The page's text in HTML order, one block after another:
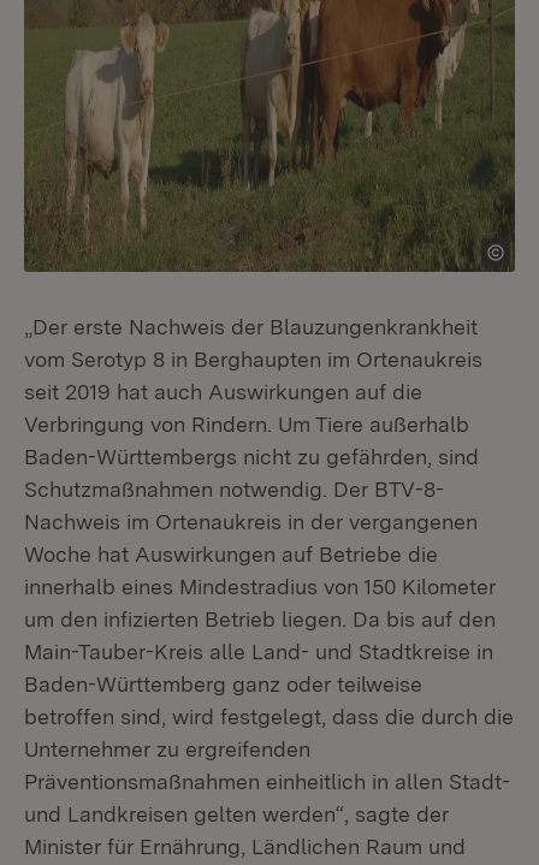
„Der erste Nachweis der Blauzungenkrankheit
vom Serotyp 8 in Berghaupten im Ortenaukreis
seit 2019 hat auch Auswirkungen auf die
Verbringung von Rindern. Um Tiere außerhalb
Baden-Württembergs nicht zu gefährden, sind
Schutzmaßnahmen notwendig. Der BTV-8-
Nachweis im Ortenaukreis in der vergangenen
Woche hat Auswirkungen auf Betriebe die
innerhalb eines Mindestradius von 150 Kilometer
um den infizierten Betrieb liegen. Da bis auf den
Main-Tauber-Kreis alle Land- und Stadtkreise in
Baden-Württemberg ganz oder teilweise
betroffen sind, wird festgelegt, dass die durch die
Unternehmer zu ergreifenden
Präventionsmaßnahmen einheitlich in allen Stadt-
und Landkreisen gelten werden“, sagte der
Minister für Ernährung, Ländlichen Raum und